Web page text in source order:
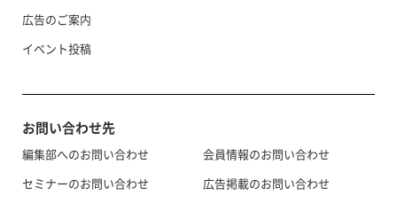
広告のご案内
イベント投稿
お問い合わせ先
編集部へのお問い合わせ
セミナーのお問い合わせ
会員情報のお問い合わせ
広告掲載のお問い合わせ